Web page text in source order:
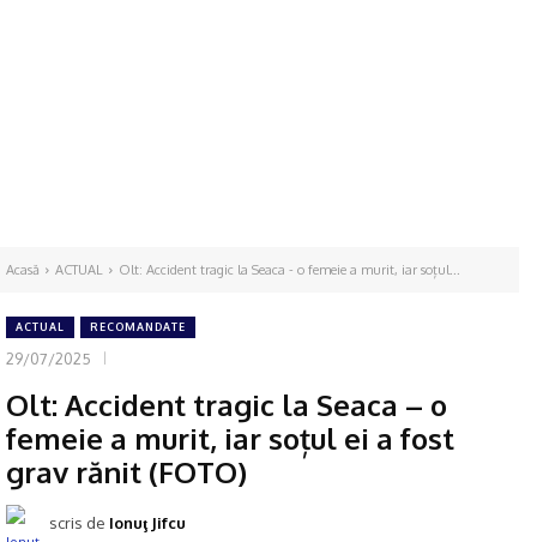
Acasă ACTUAL Olt: Accident tragic la Seaca - o femeie a murit, iar soțul...
ACTUAL RECOMANDATE
29/07/2025
Olt: Accident tragic la Seaca – o
femeie a murit, iar soțul ei a fost
grav rănit (FOTO)
scris de Ionuţ Jifcu